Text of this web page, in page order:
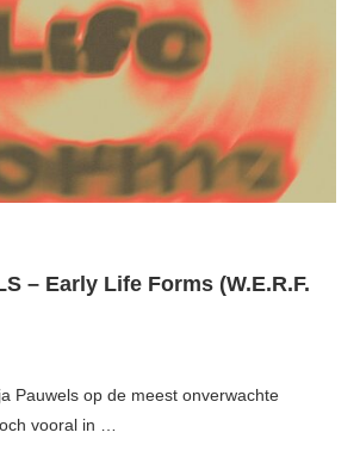
– Early Life Forms (W.E.R.F.
Pauwels op de meest onverwachte
vooral in …